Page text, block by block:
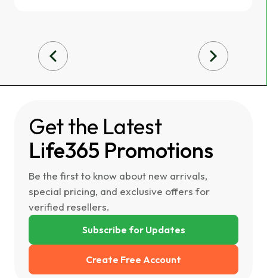
Get the Latest
Life365 Promotions
Be the first to know about new arrivals,
special pricing, and exclusive offers for
verified resellers.
Subscribe for Updates
Create Free Account